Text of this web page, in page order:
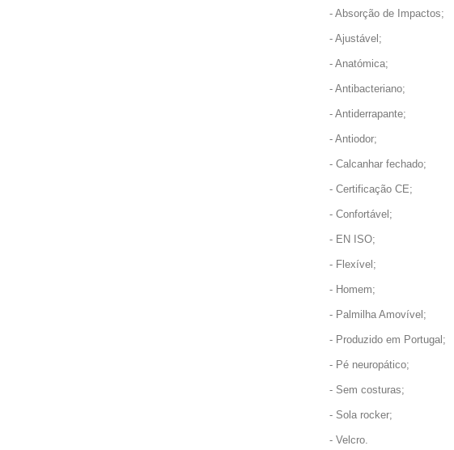
- Absorção de Impactos;
- Ajustável;
- Anatómica;
- Antibacteriano;
- Antiderrapante;
- Antiodor;
- Calcanhar fechado;
- Certificação CE;
- Confortável;
- EN ISO;
- Flexível;
- Homem;
- Palmilha Amovível;
- Produzido em Portugal;
- Pé neuropático;
- Sem costuras;
- Sola rocker;
- Velcro.